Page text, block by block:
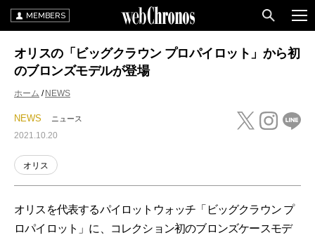
MEMBERS
オリスの「ビッグクラウン プロパイロット」から初
のブロンズモデルが登場
ホーム NEWS
NEWS ニュース
2021.10.20
オリス
オリスを代表するパイロットウォッチ「ビッグクラウン プ
ロパイロット」に、コレクション初のブロンズケースモデ